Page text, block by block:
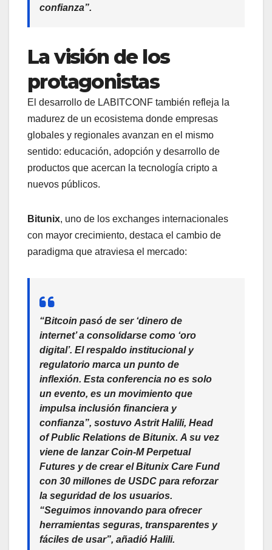
confianza”.
La visión de los
protagonistas
El desarrollo de LABITCONF también refleja la
madurez de un ecosistema donde empresas
globales y regionales avanzan en el mismo
sentido: educación, adopción y desarrollo de
productos que acercan la tecnología cripto a
nuevos públicos.
Bitunix, uno de los exchanges internacionales
con mayor crecimiento, destaca el cambio de
paradigma que atraviesa el mercado:
“Bitcoin pasó de ser ‘dinero de
internet’ a consolidarse como ‘oro
digital’. El respaldo institucional y
regulatorio marca un punto de
inflexión. Esta conferencia no es solo
un evento, es un movimiento que
impulsa inclusión financiera y
confianza”, sostuvo Astrit Halili, Head
of Public Relations de Bitunix. A su vez
viene de lanzar Coin-M Perpetual
Futures y de crear el Bitunix Care Fund
con 30 millones de USDC para reforzar
la seguridad de los usuarios.
“Seguimos innovando para ofrecer
herramientas seguras, transparentes y
fáciles de usar”, añadió Halili.